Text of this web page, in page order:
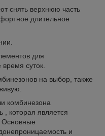
снять верхнюю часть
длительное
для
суток.
на выбор, также
комбинезона
, которая является
Основные
и